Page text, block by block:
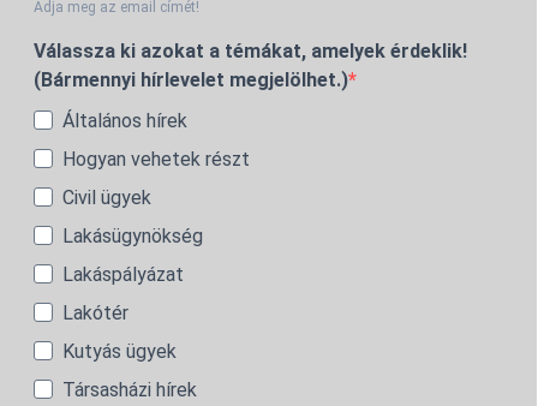
Adja meg az email címét!
Válassza ki azokat a témákat, amelyek érdeklik!
(Bármennyi hírlevelet megjelölhet.)
Általános hírek
Hogyan vehetek részt
Civil ügyek
Lakásügynökség
Lakáspályázat
Lakótér
Kutyás ügyek
Társasházi hírek